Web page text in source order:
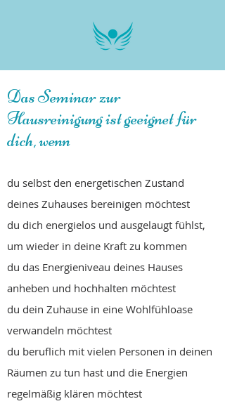
Das Seminar zur
Hausreinigung ist geeignet für
dich, wenn
du selbst den energetischen Zustand
deines Zuhauses bereinigen möchtest
du dich energielos und ausgelaugt fühlst,
um wieder in deine Kraft zu kommen
du das Energieniveau deines Hauses
anheben und hochhalten möchtest
du dein Zuhause in eine Wohlfühloase
verwandeln möchtest
du beruflich mit vielen Personen in deinen
Räumen zu tun hast und die Energien
regelmäßig klären möchtest